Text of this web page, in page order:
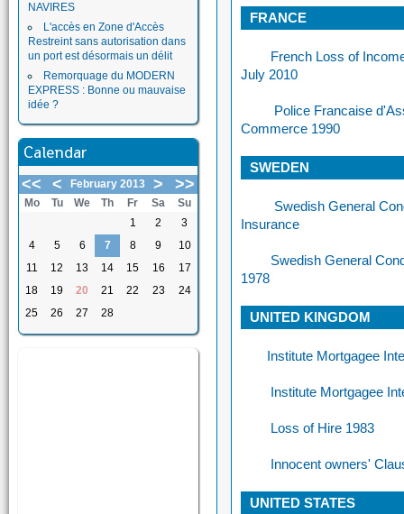
NAVIRES
L'accès en Zone d'Accès
Restreint sans autorisation dans
un port est désormais un délit
Remorquage du MODERN
EXPRESS : Bonne ou mauvaise
idée ?
Calendar
<< < February 2013 > >>
Mo Tu We Th Fr Sa
Su
1
2
3
4
5 6 7 8 9
10
11
12 13 14 15 16
17
18
19 20 21 22 23
24
25
26 27 28
FRANCE
French Loss of
July 2010
Police Francaise
Commerce 1990
SWEDEN
Swedish General
Insurance
Swedish General
1978
UNITED KINGDOM
Institute Mortgagee
Institute Mortgagee
Loss of Hire 1983
Innocent owners'
UNITED STATES